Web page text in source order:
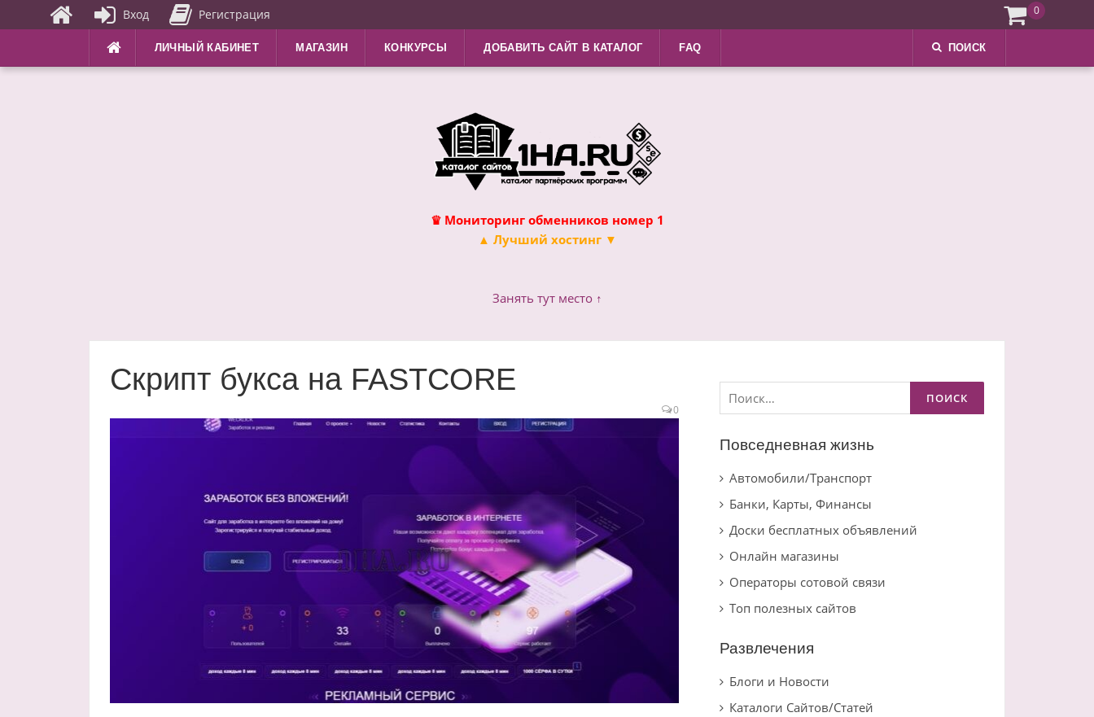
ЛИЧНЫЙ КАБИНЕТ МАГАЗИН КОНКУРСЫ ДОБАВИТЬ САЙТ В КАТАЛОГ FAQ ПОИСК
♛ Мониторинг обменников номер 1
▲ Лучший хостинг ▼
Занять тут место ↑
Скрипт букса на FASTCORE
0
Найти:
Повседневная жизнь
Автомобили/Транспорт
Банки, Карты, Финансы
Доски бесплатных объявлений
Онлайн магазины
Операторы сотовой связи
Топ полезных сайтов
Развлечения
Блоги и Новости
Каталоги Сайтов/Статей
Вход Регистрация 0